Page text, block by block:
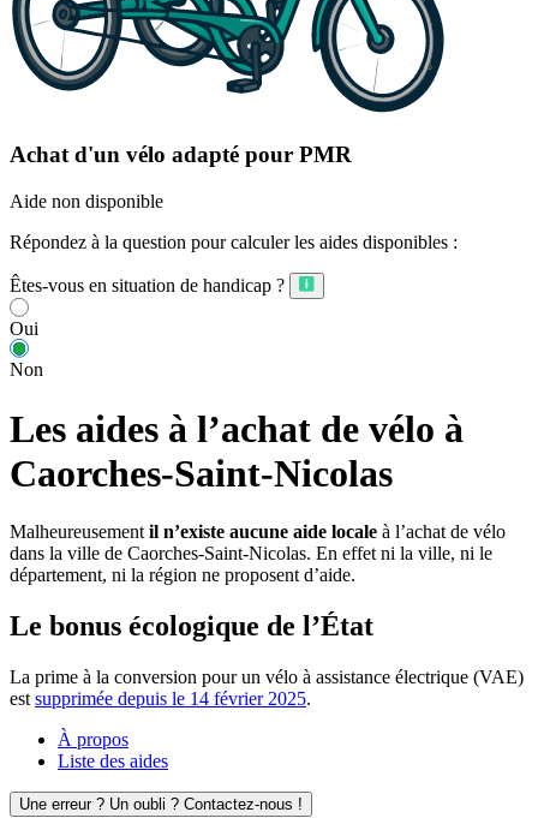
Achat d'un vélo adapté pour PMR
Aide non disponible
Répondez à la question pour calculer les aides disponibles :
Êtes-vous en situation de handicap ?
Oui
Non
Les aides à l’achat de vélo à
Caorches-Saint-Nicolas
Malheureusement il n’existe aucune aide locale à l’achat de vélo
dans la ville de Caorches-Saint-Nicolas. En effet ni la ville, ni le
département, ni la région ne proposent d’aide.
Le bonus écologique de l’État
La prime à la conversion pour un vélo à assistance électrique (VAE)
est supprimée depuis le 14 février 2025.
À propos
Liste des aides
Une erreur ? Un oubli ? Contactez-nous !